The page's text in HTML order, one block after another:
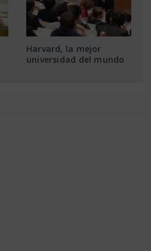
Harvard, la mejor
universidad del mundo